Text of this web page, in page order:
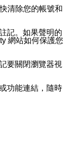
清除您的帳號和
記。如果聲明的
網站如何保護您
要關閉瀏覽器視
功能連結，隨時